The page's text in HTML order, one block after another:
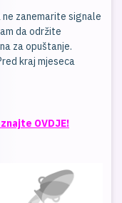
zanemarite signale
da održite
za opuštanje.
kraj mjeseca
OVDJE!